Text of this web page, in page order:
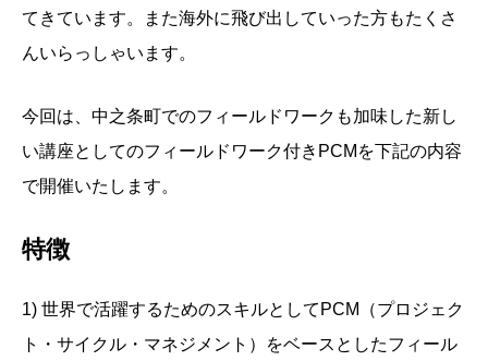
てきています。また海外に飛び出していった方もたくさ
んいらっしゃいます。
今回は、中之条町でのフィールドワークも加味した新し
い講座としてのフィールドワーク付きPCMを下記の内容
で開催いたします。
特徴
1) 世界で活躍するためのスキルとしてPCM（プロジェク
ト・サイクル・マネジメント）をベースとしたフィール